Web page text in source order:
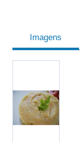
Imagens